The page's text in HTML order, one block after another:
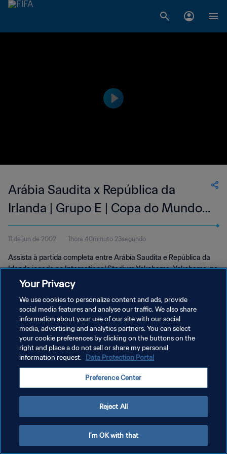
Arábia Saudita x República da
Irlanda | Grupo E | Copa do Mundo
FIFA de 2002, na Coreia e no Japão
| Jogo Completo
11 de jun de 2002 1hora 40minuto 23segundo
Assista à partida completa entre Arábia Saudita e República da
Irlanda jogada no International Stadium Yokohama, Yokohama, na
terça-feira, dia 11 de junho de 2002.
POLÍTICA DE PRIVACIDADE
TERMOS DE SERVIÇO
ADMINISTRAR AS PREFERÊNCIAS DE COOKIES
Copyright © 1994-2026 FIFA. Todos os direitos reservados.
Your Privacy
We use cookies to personalize content and ads, provide
social media features and analyse our traffic. We also share
information about your use of our site with our social
media, advertising and analytics partners. You can select
your cookie preferences by clicking on the buttons on the
right and place a do not sell or share my personal
information request. Data Protection Portal
Preference Center
Reject All
I'm OK with that